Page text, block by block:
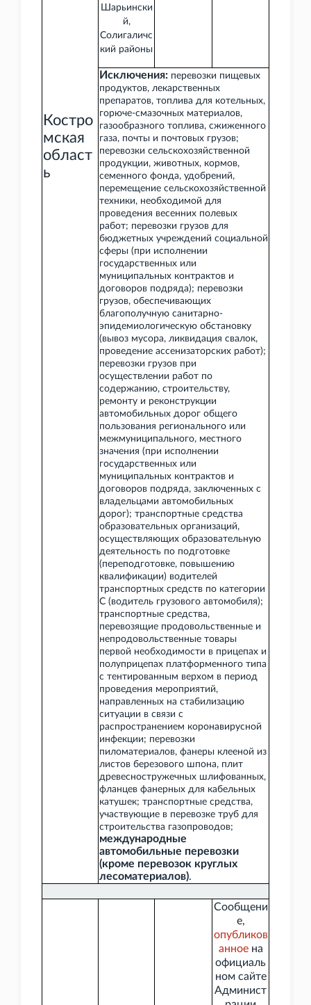
Костро
мская
област
ь
Шарьински
й,
Солигаличс
кий районы
Исключения: перевозки пищевых
продуктов, лекарственных
препаратов, топлива для котельных,
горюче-смазочных материалов,
газообразного топлива, сжиженного
газа, почты и почтовых грузов;
перевозки сельскохозяйственной
продукции, животных, кормов,
семенного фонда, удобрений,
перемещение сельскохозяйственной
техники, необходимой для
проведения весенних полевых
работ; перевозки грузов для
бюджетных учреждений социальной
сферы (при исполнении
государственных или
муниципальных контрактов и
договоров подряда); перевозки
грузов, обеспечивающих
благополучную санитарно-
эпидемиологическую обстановку
(вывоз мусора, ликвидация свалок,
проведение ассенизаторских работ);
перевозки грузов при
осуществлении работ по
содержанию, строительству,
ремонту и реконструкции
автомобильных дорог общего
пользования регионального или
межмуниципального, местного
значения (при исполнении
государственных или
муниципальных контрактов и
договоров подряда, заключенных с
владельцами автомобильных
дорог); транспортные средства
образовательных организаций,
осуществляющих образовательную
деятельность по подготовке
(переподготовке, повышению
квалификации) водителей
транспортных средств по категории
C (водитель грузового автомобиля);
транспортные средства,
перевозящие продовольственные и
непродовольственные товары
первой необходимости в прицепах и
полуприцепах платформенного типа
с тентированным верхом в период
проведения мероприятий,
направленных на стабилизацию
ситуации в связи с
распространением коронавирусной
инфекции; перевозки
пиломатериалов, фанеры клееной из
листов березового шпона, плит
древесностружечных шлифованных,
фланцев фанерных для кабельных
катушек; транспортные средства,
участвующие в перевозке труб для
строительства газопроводов;
международные
автомобильные перевозки
(кроме перевозок круглых
лесоматериалов).
Сообщени
е,
опубликов
анноена
официаль
ном сайте
Админист